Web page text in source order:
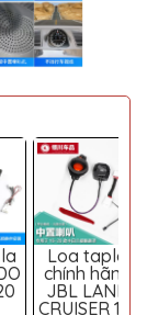
Loa taplo
chính hãng
JBL LAND
CRUISER 16-